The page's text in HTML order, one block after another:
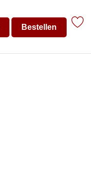
Bestellen